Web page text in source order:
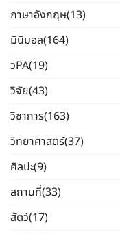
ภาษาอังกฤษ(13)
มินิมอล(164)
วPA(19)
วิจัย(43)
วิชาการ(163)
วิทยาศาสตร์(37)
ศิลปะ(9)
สถานที่(33)
สัตว์(17)